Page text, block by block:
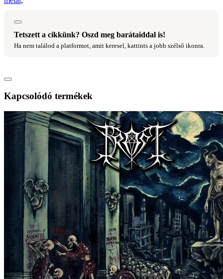
Tetszett a cikkünk? Oszd meg barátaiddal is!
Ha nem találod a platformot, amit keresel, kattints a jobb szélső ikonra.
Kapcsolódó termékek